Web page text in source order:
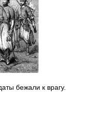
бежали к врагу.